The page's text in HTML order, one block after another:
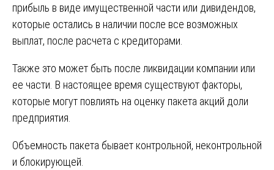
прибыль в виде имущественной части или дивидендов,
которые остались в наличии после все возможных
выплат, после расчета с кредиторами.
Также это может быть после ликвидации компании или
ее части. В настоящее время существуют факторы,
которые могут повлиять на оценку пакета акций доли
предприятия.
Объемность пакета бывает контрольной, неконтрольной
и блокирующей.